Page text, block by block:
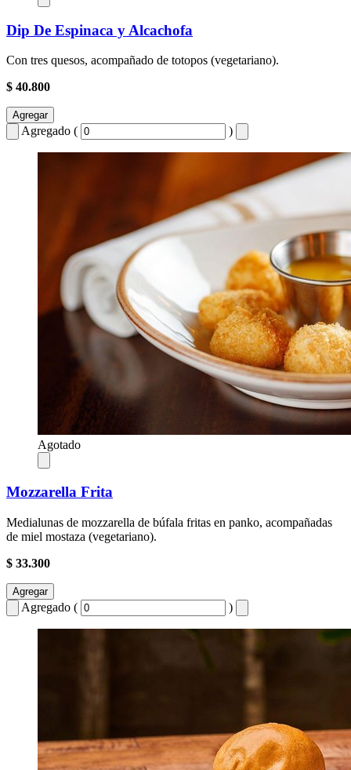
Dip De Espinaca y Alcachofa
Con tres quesos, acompañado de totopos (vegetariano).
$ 40.800
Agregar
Agregado ( )
Agotado
Mozzarella Frita
Medialunas de mozzarella de búfala fritas en panko, acompañadas
de miel mostaza (vegetariano).
$ 33.300
Agregar
Agregado ( )